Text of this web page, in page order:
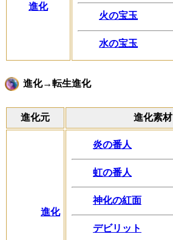
進化
火の宝玉
水の宝玉
進化→転生進化
進化元 進化素材
進化
炎の番人
虹の番人
神化の紅面
デビリット